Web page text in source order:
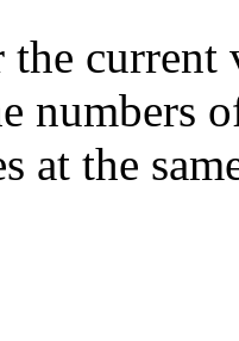
the
numbers
at the